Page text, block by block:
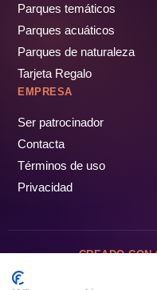
Parques temáticos
Parques acuáticos
Parques de naturaleza
Tarjeta Regalo
EMPRESA
Ser patrocinador
Contacta
Términos de uso
Privacidad
CREADO CON